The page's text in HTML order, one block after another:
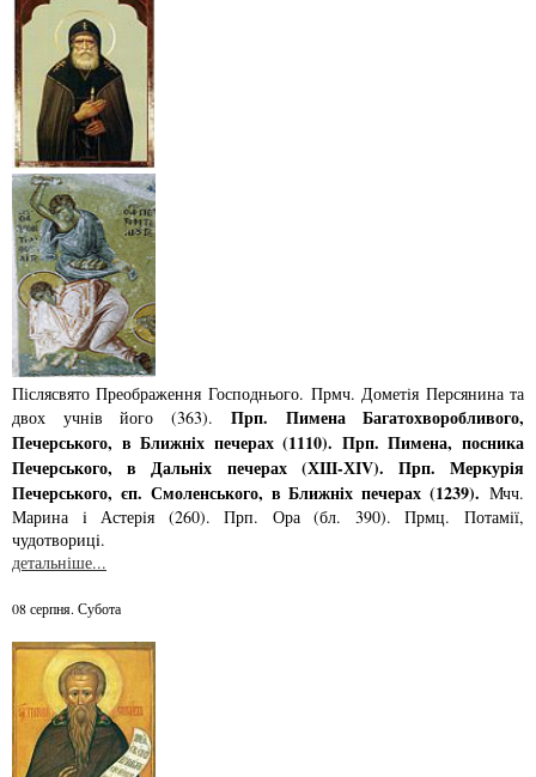
Післясвято Преображення Господнього. Прмч. Дометiя Персянина та
двох учнiв його (363). Прп. Пимена Багатохворобливого,
Печерського, в Ближнiх печерах (1110). Прп. Пимена, посника
Печерського, в Дальнiх печерах (ХІІІ-ХІV). Прп. Меркурiя
Печерського, єп. Смоленського, в Ближнiх печерах (1239). Мчч.
Марина i Астерiя (260). Прп. Ора (бл. 390). Прмц. Потамiї,
чудотворицi.
детальніше...
08 серпня. Субота